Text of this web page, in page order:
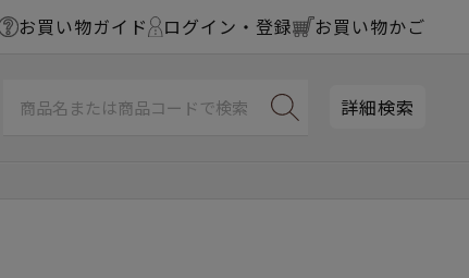
お買い物ガイド ログイン・登録 お買い物かご
詳細検索